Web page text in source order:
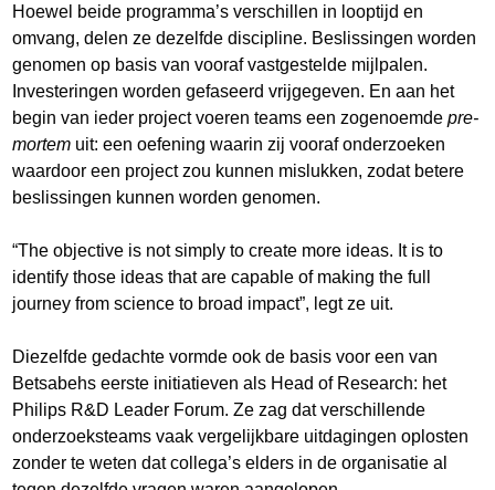
Hoewel beide programma’s verschillen in looptijd en
omvang, delen ze dezelfde discipline. Beslissingen worden
genomen op basis van vooraf vastgestelde mijlpalen.
Investeringen worden gefaseerd vrijgegeven. En aan het
begin van ieder project voeren teams een zogenoemdepre-
mortem uit: een oefening waarin zij vooraf onderzoeken
waardoor een project zou kunnen mislukken, zodat betere
beslissingen kunnen worden genomen.
“The objective is not simply to create more ideas. It is to
identify those ideas that are capable of making the full
journey from science to broad impact”, legt ze uit.
Diezelfde gedachte vormde ook de basis voor een van
Betsabehs eerste initiatieven als Head of Research: het
Philips R&D Leader Forum. Ze zag dat verschillende
onderzoeksteams vaak vergelijkbare uitdagingen oplosten
zonder te weten dat collega’s elders in de organisatie al